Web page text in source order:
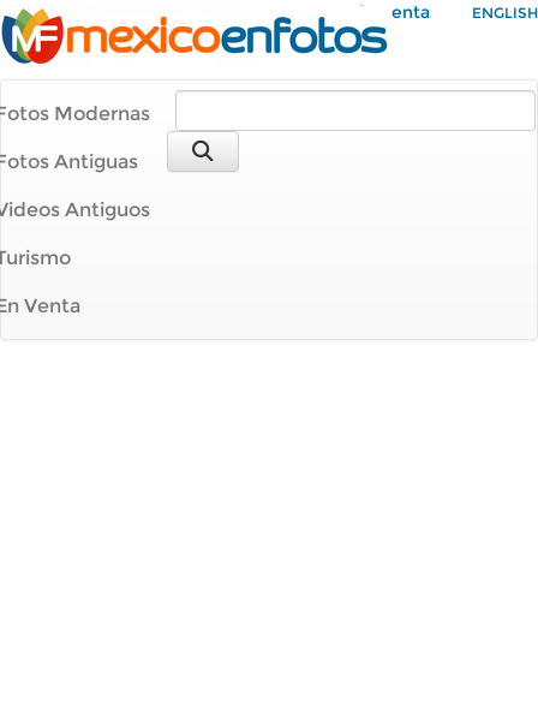
Mi Cuenta ENGLISH
Modernas
Antiguas
Antiguos
Venta